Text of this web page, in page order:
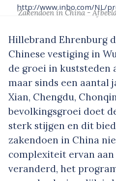
http://www.inbo.com/NL/
‘Zakendoen in China -
Hillebrand Ehrenburg
Chinese vestiging in
de groei in kuststeden
maar sinds een aantal
Xian, Chengdu,
bevolkingsgroei doet
sterk stijgen en dit
zakendoen in China
complexiteit ervan aan
veranderd, het